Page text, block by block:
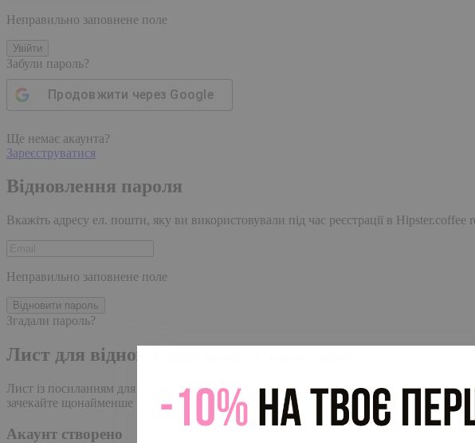
Неправильно заповнене поле
Увійти
Забули пароль?
Продовжити через Google
Ще немає акаунта?
Зареєструватися
Відновлення пароля
Вкажіть адресу ел. пошти, яку ви використовували під час реєстрації в
Неправильно заповнене поле
Відновити пароль
Згадали пароль?
Лист для відновлення пароля надіслано.
Лист із посиланням для скидання пароля було надіслано на адресу електронної
зачекайте щонайменше 10 хвилин, перш ніж ініціювати ще один запит.
Акаунт створено